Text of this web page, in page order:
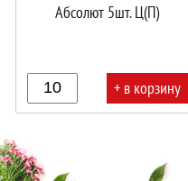
Абсолют 5шт. Ц(П)
+ в корзину
корзине!